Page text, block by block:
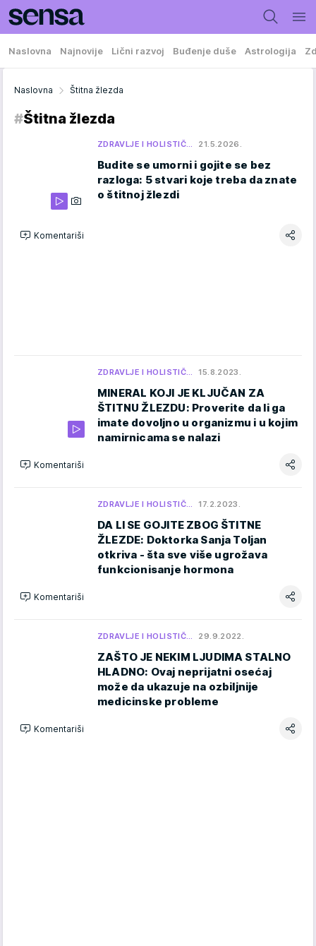
Naslovna Najnovije Lični razvoj Buđenje duše Astrologija
Naslovna Štitna žlezda
#Štitna žlezda
ZDRAVLJE I HOLISTIČ… 21.5.2026.
Budite se umorni i gojite se bez
razloga: 5 stvari koje treba da znate
o štitnoj žlezdi
Komentariši
ZDRAVLJE I HOLISTIČ… 15.8.2023.
MINERAL KOJI JE KLJUČAN ZA
ŠTITNU ŽLEZDU: Proverite da li ga
imate dovoljno u organizmu i u kojim
namirnicama se nalazi
Komentariši
ZDRAVLJE I HOLISTIČ… 17.2.2023.
DA LI SE GOJITE ZBOG ŠTITNE
ŽLEZDE: Doktorka Sanja Toljan
otkriva - šta sve više ugrožava
funkcionisanje hormona
Komentariši
ZDRAVLJE I HOLISTIČ… 29.9.2022.
ZAŠTO JE NEKIM LJUDIMA STALNO
HLADNO: Ovaj neprijatni osećaj
može da ukazuje na ozbiljnije
medicinske probleme
Komentariši